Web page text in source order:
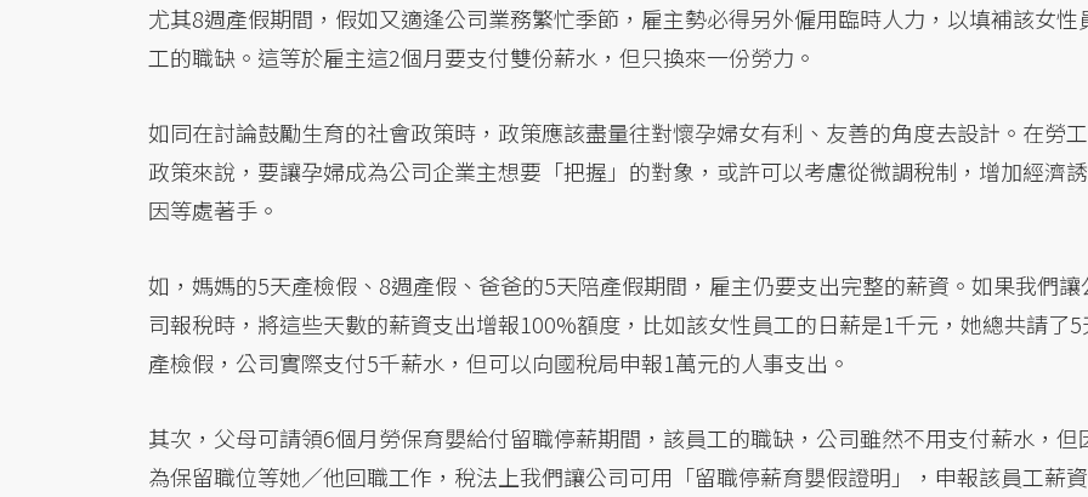
尤其8週產假期間，假如又適逢公司業務繁忙季節，雇主勢必得另外僱用臨時人力，以填補該女性
工的職缺。這等於雇主這2個月要支付雙份薪水，但只換來一份勞力。
如同在討論鼓勵生育的社會政策時，政策應該盡量往對懷孕婦女有利、友善的角度去設計。在勞工
政策來說，要讓孕婦成為公司企業主想要「把握」的對象，或許可以考慮從微調稅制，增加經濟誘
因等處著手。
如，媽媽的5天產檢假、8週產假、爸爸的5天陪產假期間，雇主仍要支出完整的薪資。如果我們讓
司報稅時，將這些天數的薪資支出增報100%額度，比如該女性員工的日薪是1千元，她總共請了5
產檢假，公司實際支付5千薪水，但可以向國稅局申報1萬元的人事支出。
其次，父母可請領6個月勞保育嬰給付留職停薪期間，該員工的職缺，公司雖然不用支付薪水，但
為保留職位等她／他回職工作，稅法上我們讓公司可用「留職停薪育嬰假證明」，申報該員工薪資